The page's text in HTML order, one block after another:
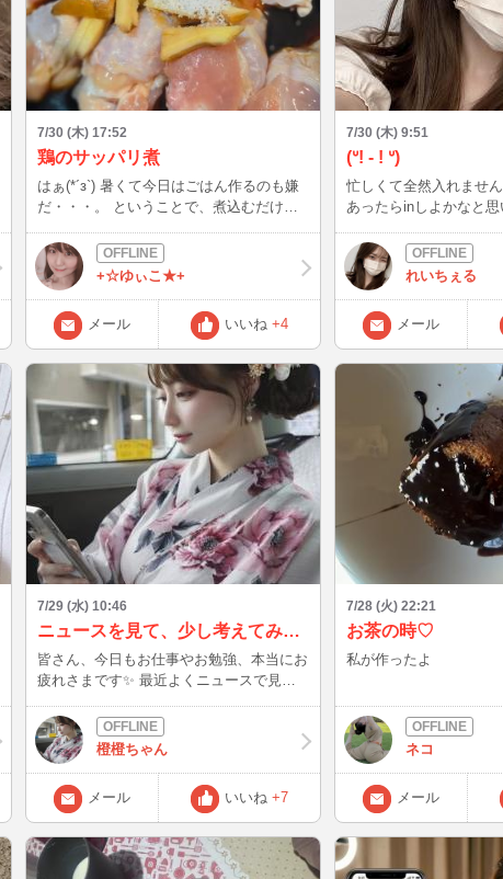
7/30 (木) 17:52
鶏のサッパリ煮
はぁ(*´з`) 暑くて今日はごはん作るのも嫌
だ・・・。 ということで、煮込むだけで
効いて美味しい～
+☆ゆぃこ★+
メール いいね +4
7/30 (木) 9:51
‎(ᐡ! - ! ᐡ)
忙しくて全然入れませ
あったらinしよかなと
れいちぇる
メール
7/29 (水) 10:46
ニュースを見て、少し考えてみました…🌸
皆さん、今日もお仕事やお勉強、本当にお
疲れさまです✨ 最近よくニュースで見か
いう話題、皆さんはどう思われましたか？
お買い物が安くなるのは純粋に嬉しいなっ
て思う反面、期間限定で税率が変わるとレ
ジの準備とかお店側の負担がすごく大変そ
うですよね…💭 物価高や円安のことを考
えても、消費税を下げるより所得税の減税
とかで「手取り」を直接増やしてもらえる
方が、 無駄なコストもかからなくて現実
橙橙ちゃん
メール いいね +7
7/28 (火) 22:21
お茶の時♡
私が作ったよ
ネコ
メール